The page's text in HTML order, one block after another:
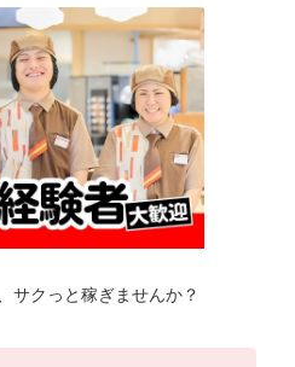
サクっと稼ぎませんか？